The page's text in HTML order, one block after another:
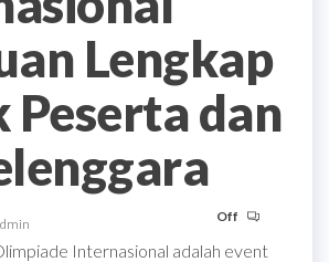
Lengkap
Peserta dan
Off
Internasional adalah event